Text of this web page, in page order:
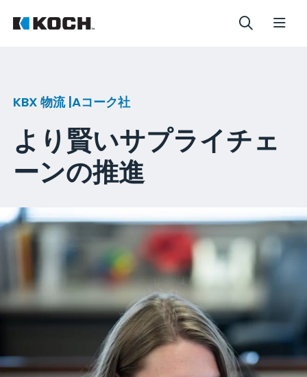
KBX 物流 |Aコーク社
より賢いサプライチェ
ーンの推進